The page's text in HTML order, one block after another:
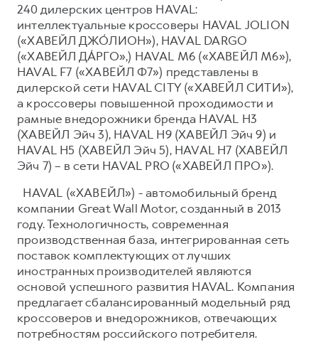
240 дилерских центров HAVAL:
интеллектуальные кроссоверы HAVAL JOLION
(«ХАВЕЙЛ ДЖО́ЛИОН»), HAVAL DARGO
(«ХАВЕЙЛ ДА́РГО»,) HAVAL М6 («ХАВЕЙЛ M6»),
HAVAL F7 («ХАВЕЙЛ Ф7») представлены в
дилерской сети HAVAL CITY («ХАВЕЙЛ СИТИ»),
а кроссоверы повышенной проходимости и
рамные внедорожники бренда HAVAL H3
(ХАВЕЙЛ Эйч 3), HAVAL H9 (ХАВЕЙЛ Эйч 9) и
HAVAL H5 (ХАВЕЙЛ Эйч 5), HAVAL H7 (ХАВЕЙЛ
Эйч 7) – в сети HAVAL PRO («ХАВЕЙЛ ПРО»).
HAVAL («ХАВЕЙЛ») - автомобильный бренд
компании Great Wall Motor, созданный в 2013
году. Технологичность, современная
производственная база, интегрированная сеть
поставок комплектующих от лучших
иностранных производителей являются
основой успешного развития HAVAL. Компания
предлагает сбалансированный модельный ряд
кроссоверов и внедорожников, отвечающих
потребностям российского потребителя.